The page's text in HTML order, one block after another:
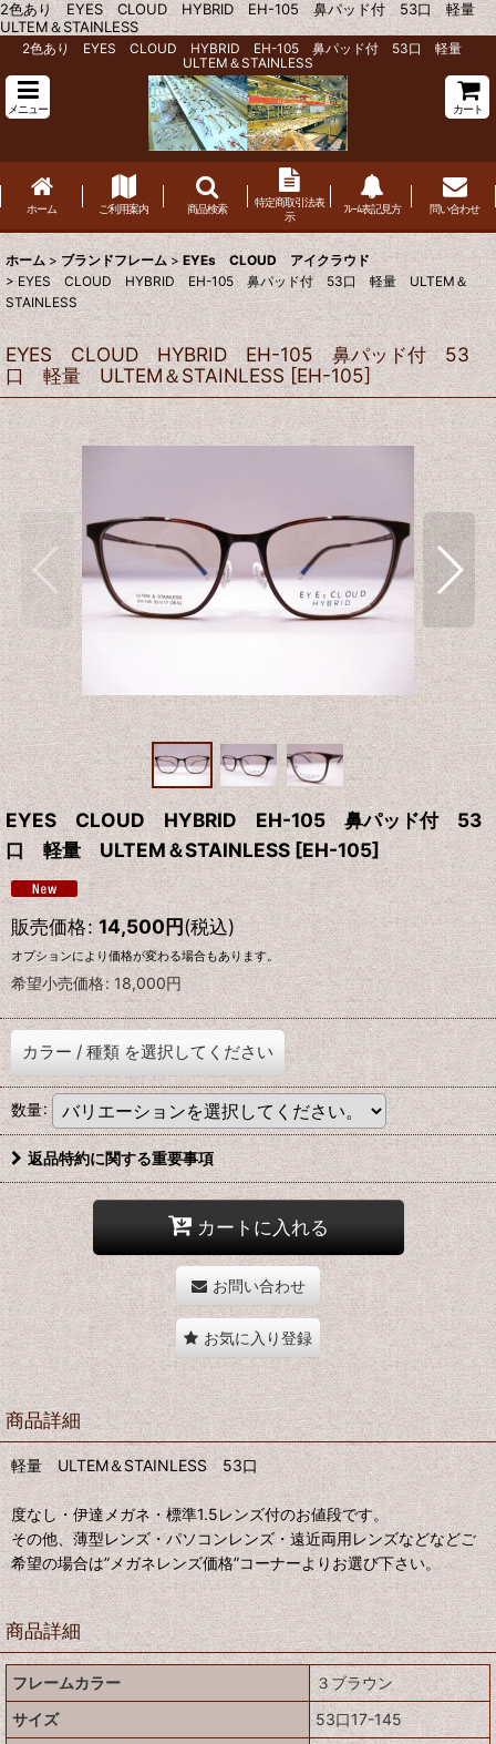
2色あり EYES CLOUD HYBRID EH-105 鼻パッド付 53口 軽量
ULTEM＆STAINLESS
2色あり EYES CLOUD HYBRID EH-105 鼻パッド付 53口 軽量
ULTEM＆STAINLESS
メニュー カート
ホーム ご利用案内 商品検索
特定商取引法表
示
ﾌﾚｰﾑ表記見方 問い合わせ
ホーム > ブランドフレーム > EYEs CLOUD アイクラウド
> EYES CLOUD HYBRID EH-105 鼻パッド付 53口 軽量 ULTEM＆
STAINLESS
EYES CLOUD HYBRID EH-105 鼻パッド付 53
口 軽量 ULTEM＆STAINLESS [EH-105]
EYES CLOUD HYBRID EH-105 鼻パッド付 53
口 軽量 ULTEM＆STAINLESS [EH-105]
販売価格: 14,500円(税込)
オプションにより価格が変わる場合もあります。
希望小売価格: 18,000円
カラー / 種類 を選択してください
数量:
返品特約に関する重要事項
カートに入れる
お問い合わせ
お気に入り登録
商品詳細
軽量 ULTEM＆STAINLESS 53口
度なし・伊達メガネ・標準1.5レンズ付のお値段です。
その他、薄型レンズ・パソコンレンズ・遠近両用レンズなどなどご
希望の場合は”メガネレンズ価格”コーナーよりお選び下さい。
商品詳細
フレームカラー
３ブラウン
サイズ
53口17-145